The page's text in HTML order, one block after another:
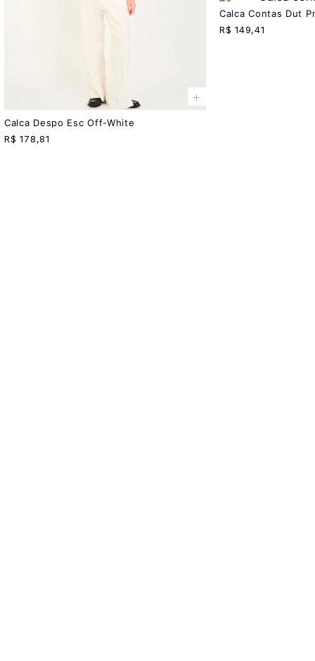
Calca Despo Esc Off-White
+
R$ 178,81
Calca Contas Dut
R$ 149,41